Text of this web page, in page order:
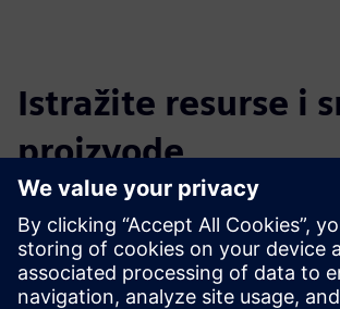
Istražite resurse i
proizvode
Dodatne informacije i
Prezentacija digitalne teme VLM-Robotics